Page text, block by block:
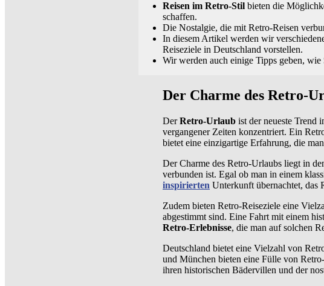
Reisen im Retro-Stil bieten die
schaffen.
Die Nostalgie, die mit Retro-Reisen
In diesem Artikel werden wir
Reiseziele in Deutschland vorstellen.
Wir werden auch einige Tipps geben, wie
Der Charme des Retro-
DerRetro-Urlaub ist der neueste Trend
vergangener Zeiten konzentriert. Ein
bietet eine einzigartige Erfahrung, die
Der Charme des Retro-Urlaubs liegt in
verbunden ist. Egal ob man in einem
inspirierten Unterkunft übernachtet, das
Zudem bieten Retro-Reiseziele eine
abgestimmt sind. Eine Fahrt mit einem
Retro-Erlebnisse, die man auf solchen
Deutschland bietet eine Vielzahl von
und München bieten eine Fülle von
ihren historischen Bädervillen und der